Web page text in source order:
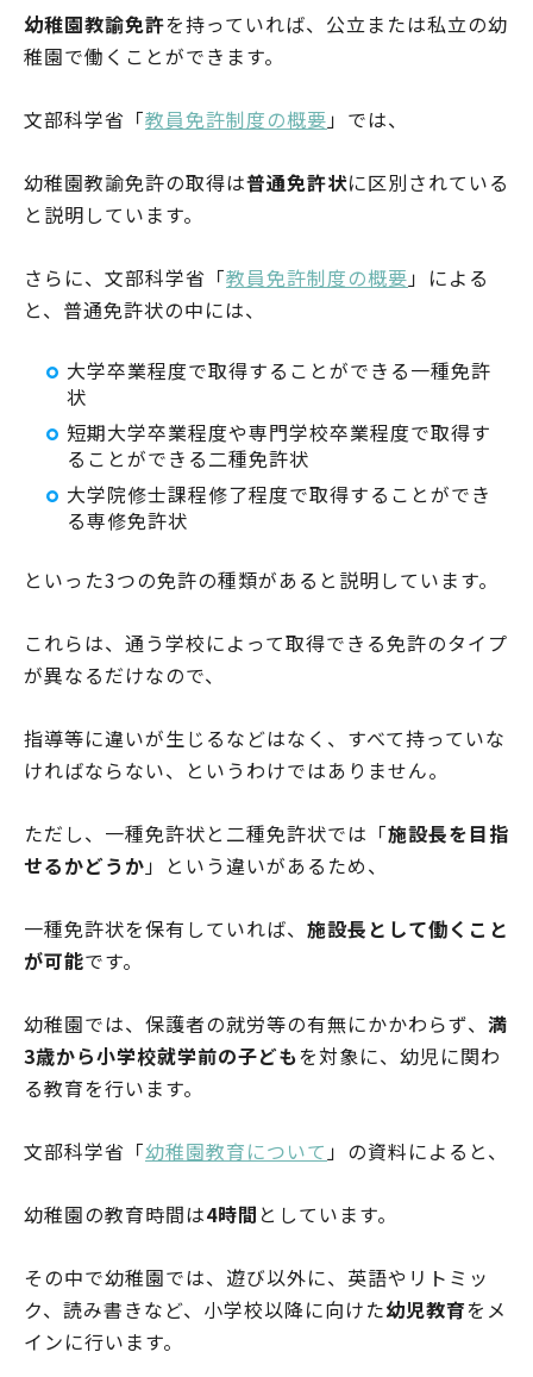
幼稚園教諭免許を持っていれば、公立または私立の幼
稚園で働くことができます。
文部科学省「教員免許制度の概要」では、
幼稚園教諭免許の取得は普通免許状に区別されている
と説明しています。
さらに、文部科学省「教員免許制度の概要」による
と、普通免許状の中には、
大学卒業程度で取得することができる一種免許
状
短期大学卒業程度や専門学校卒業程度で取得す
ることができる二種免許状
大学院修士課程修了程度で取得することができ
る専修免許状
といった3つの免許の種類があると説明しています。
これらは、通う学校によって取得できる免許のタイプ
が異なるだけなので、
指導等に違いが生じるなどはなく、すべて持っていな
ければならない、というわけではありません。
ただし、一種免許状と二種免許状では「施設長を目指
せるかどうか」という違いがあるため、
一種免許状を保有していれば、 施設長として働くこと
が可能です。
幼稚園では、保護者の就労等の有無にかかわらず、 満
3歳から小学校就学前の子どもを対象に、幼児に関わ
る教育を行います。
文部科学省「幼稚園教育について」の資料によると、
幼稚園の教育時間は4時間 としています。
その中で幼稚園では、遊び以外に、英語やリトミッ
ク、読み書きなど、小学校以降に向けた幼児教育をメ
インに行います。